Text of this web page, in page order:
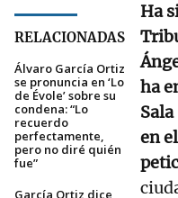
RELACIONADAS
Álvaro García Ortiz
se pronuncia en ‘Lo
de Évole’ sobre su
condena: “Lo
recuerdo
perfectamente,
pero no diré quién
fue”
Ha
ha
en